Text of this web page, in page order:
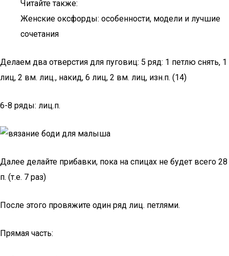
Читайте также:
Женские оксфорды: особенности, модели и лучшие
сочетания
Делаем два отверстия для пуговиц: 5 ряд: 1 петлю снять, 1
лиц, 2 вм. лиц., накид, 6 лиц, 2 вм. лиц, изн.п. (14)
6-8 ряды: лиц.п.
Далее делайте прибавки, пока на спицах не будет всего 28
п. (т.е. 7 раз)
После этого провяжите один ряд лиц. петлями.
Прямая часть: